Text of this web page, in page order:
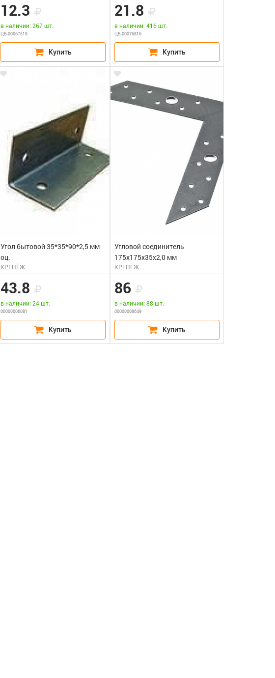
12.3
в наличии: 267 шт.
ЦБ-00067518
21.8
в наличии: 416 шт.
ЦБ-00076816
Угол бытовой 35*35*90*2,5 мм
оц.
КРЕПЁЖ
43.8
в наличии: 24 шт.
00000006081
Угловой соединитель
175х175х35х2,0 мм
КРЕПЁЖ
86
в наличии: 88 шт.
00000008649